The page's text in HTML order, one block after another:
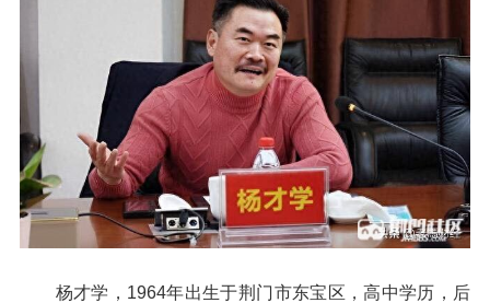
杨才学，1964年出生于荆门市东宝区，高中学历，后